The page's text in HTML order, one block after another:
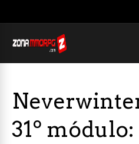
31º módulo: